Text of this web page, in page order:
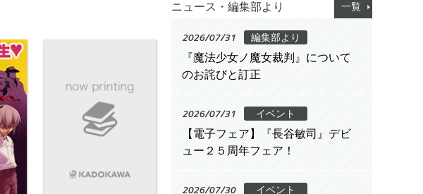
ニュース・編集部より 一覧
2026/07/31 編集部より
『魔法少女ノ魔女裁判』について
のお詫びと訂正
2026/07/31 イベント
【電子フェア】『長谷敏司』デビ
ュー２５周年フェア！
2026/07/30 イベント